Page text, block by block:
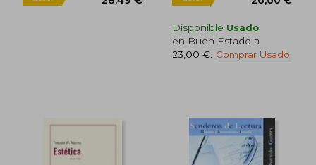
dcto.
5%
Rápido
Disponible Usado
en Buen Estado a
23,00 € Comprar Usado